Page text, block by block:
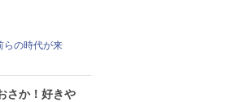
らの時代が来
さか！好きや